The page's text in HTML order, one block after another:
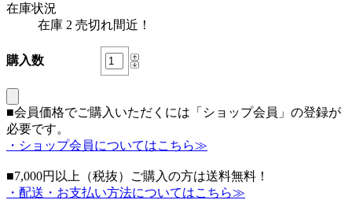
在庫状況
在庫 2 売切れ間近！
購入数
■会員価格でご購入いただくには「ショップ会員」の登録が
必要です。
・ショップ会員についてはこちら≫
■7,000円以上（税抜）ご購入の方は送料無料！
・配送・お支払い方法についてはこちら≫